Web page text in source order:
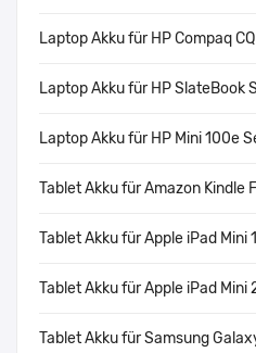
Laptop Akku für HP Compaq
Laptop Akku für HP SlateBook
Laptop Akku für HP Mini 100e
Tablet Akku für Amazon Kindle
Tablet Akku für Apple iPad Mini
Tablet Akku für Apple iPad Mini
Tablet Akku für Samsung